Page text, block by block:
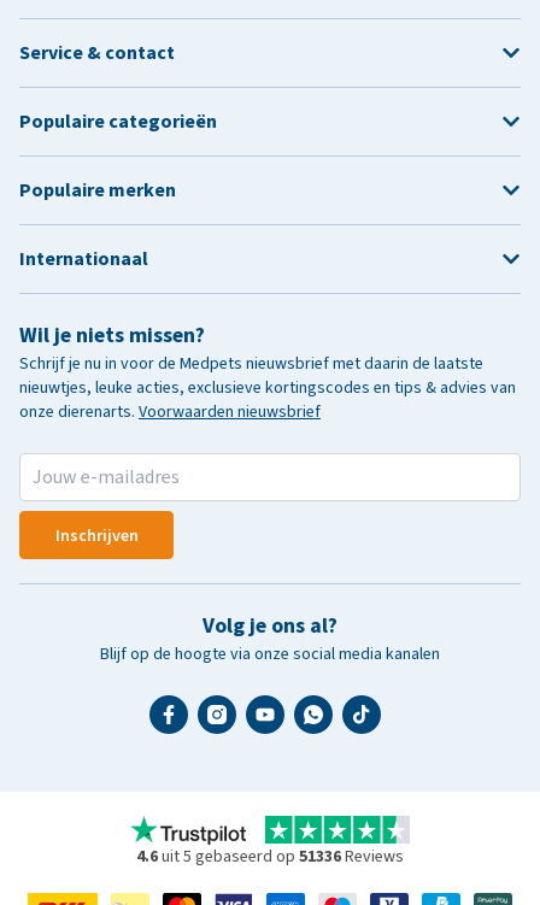
Wil je niets missen?
Schrijf je nu in voor de Medpets nieuwsbrief met daarin de laatste
nieuwtjes, leuke acties, exclusieve kortingscodes en tips & advies van
onze dierenarts. Voorwaarden nieuwsbrief
Inschrijven
Volg je ons al?
Blijf op de hoogte via onze social media kanalen
Service & contact
Populaire categorieën
Populaire merken
Internationaal
4.6uit 5 gebaseerd op 51336Reviews